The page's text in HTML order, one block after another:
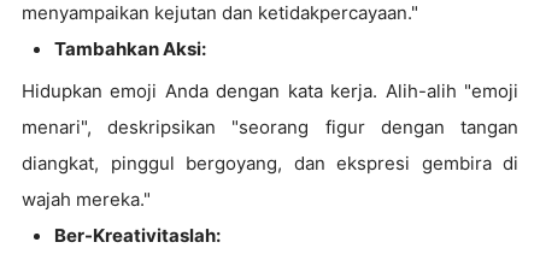
menyampaikan kejutan dan ketidakpercayaan."
Tambahkan Aksi:
Hidupkan emoji Anda dengan kata kerja. Alih-alih "emoji
menari", deskripsikan "seorang figur dengan tangan
diangkat, pinggul bergoyang, dan ekspresi gembira di
wajah mereka."
Ber-Kreativitaslah: